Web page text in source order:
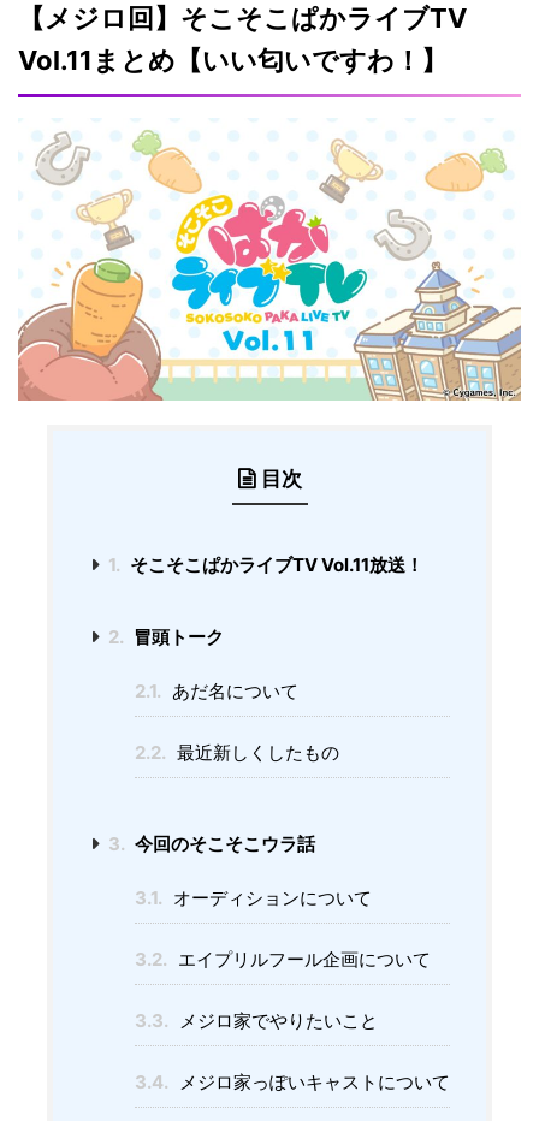
【メジロ回】そこそこぱかライブTV
Vol.11まとめ【いい匂いですわ！】
目次
1. そこそこぱかライブTV Vol.11放送！
2. 冒頭トーク
2.1. あだ名について
2.2. 最近新しくしたもの
3. 今回のそこそこウラ話
3.1. オーディションについて
3.2. エイプリルフール企画について
3.3. メジロ家でやりたいこと
3.4. メジロ家っぽいキャストについて